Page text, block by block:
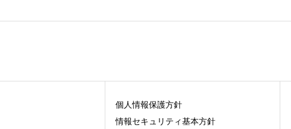
個人情報保護方針
情報セキュリティ基本方針